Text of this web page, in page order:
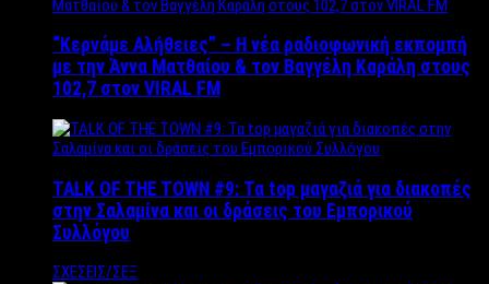
“Kερνάμε Αλήθειες” – Η νέα ραδιοφωνική εκπομπή
με την Άννα Ματθαίου & τον Βαγγέλη Καράλη στους
102,7 στον VIRAL FM
TALK OF THE TOWN #9: Τα top μαγαζιά για διακοπές
στην Σαλαμίνα και οι δράσεις του Εμπορικού
Συλλόγου
ΣΧΕΣΕΙΣ/ΣΕΞ